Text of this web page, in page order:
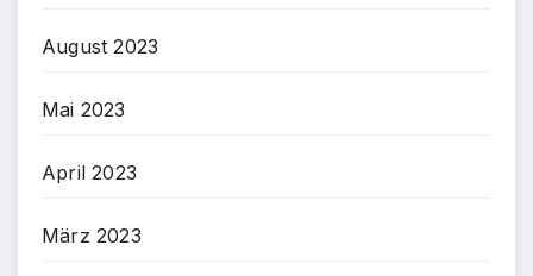
August 2023
Mai 2023
April 2023
März 2023